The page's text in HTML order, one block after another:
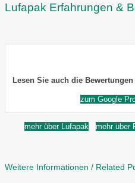
Lufapak Erfahrungen &
Lesen Sie auch die
zum Google
mehr über Lufapak mehr über
Weitere Informationen / Related